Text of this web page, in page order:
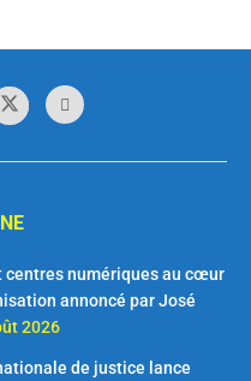
centres numériques au cœur
annoncé par José
2026
de justice lance